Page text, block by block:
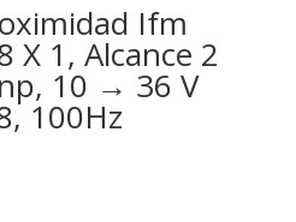
Ifm
X 1, Alcance 2
10 → 36 V
100Hz